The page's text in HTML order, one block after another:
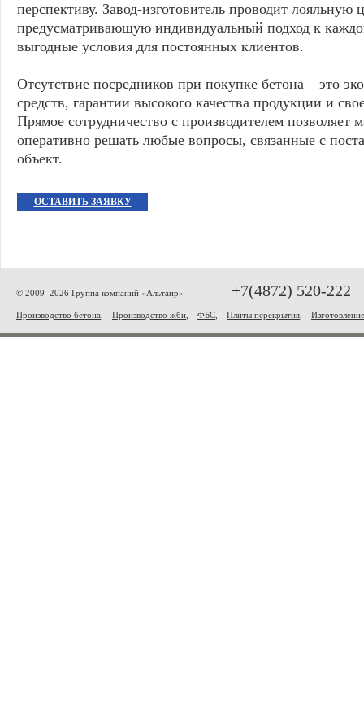
перспективу. Завод-изготовитель проводит лояльную
предусматривающую индивидуальный подход к
выгодные условия для постоянных клиентов.
Отсутствие посредников при покупке бетона – это
средств, гарантии высокого качества продукции и
Прямое сотрудничество с производителем позволяет
оперативно решать любые вопросы, связанные с
объект.
ОСТАВИТЬ ЗАЯВКУ
© 2009–2026 Группа компаний «Альтаир»
Производство бетона Производство жби ФБС Плиты перекрытия
+7(4872) 520-222